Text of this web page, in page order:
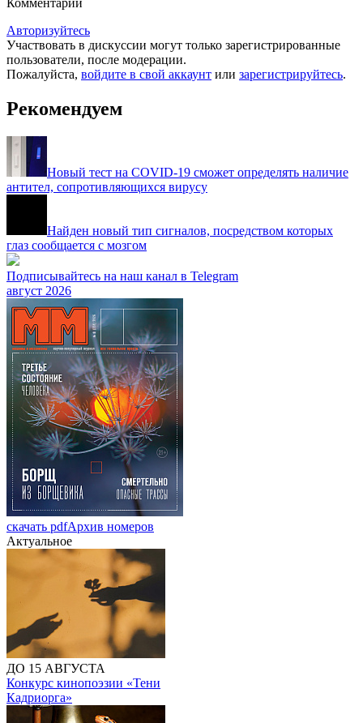
Авторизуйтесь
Участвовать в дискуссии могут только зарегистрированные
пользователи, после модерации.
Пожалуйста, войдите в свой аккаунт или зарегистрируйтесь.
Рекомендуем
Новый тест на COVID-19 сможет определять наличие
антител, сопротивляющихся вирусу
Найден новый тип сигналов, посредством которых
глаз сообщается с мозгом
Подписывайтесь на наш канал в Telegram
август 2026
скачать pdfАрхив номеров
Актуальное
ДО 15 АВГУСТА
Конкурс кинопоэзии «Тени
Кадриорга»